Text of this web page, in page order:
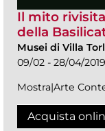
Il mito
della
Musei di Villa
09/02 - 28/04/2019
Mostra|Arte
Acquista